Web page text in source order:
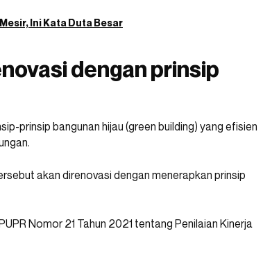
Ini Kata Duta Besar
dengan prinsip
prinsip bangunan hijau (green building) yang efisien
akan direnovasi dengan menerapkan prinsip
Nomor 21 Tahun 2021 tentang Penilaian Kinerja